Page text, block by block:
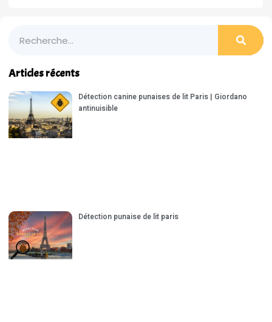
Articles récents
Détection canine punaises de lit Paris | Giordano
antinuisible
Détection punaise de lit paris